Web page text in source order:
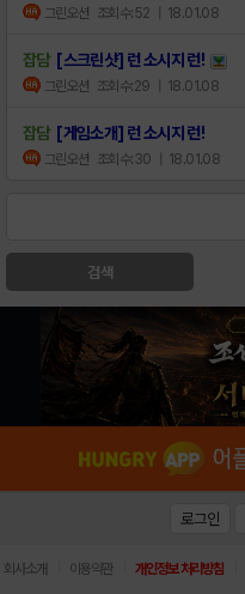
그린오션 조회수:52 | 18.01.08
잡담 [스크린샷] 런 소시지 런!
그린오션 조회수:29 | 18.01.08
잡담 [게임소개] 런 소시지 런!
그린오션 조회수:30 | 18.01.08
검색
로그인
회사소개 이용약관 개인정보 처리방침